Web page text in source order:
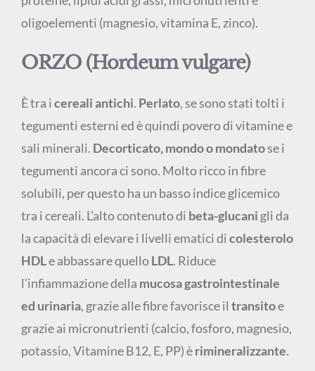
oligoelementi (magnesio, vitamina E, zinco).
ORZO (Hordeum vulgare)
È tra icereali antichi. Perlato, se sono stati tolti i
tegumenti esterni ed è quindi povero di vitamine e
sali minerali. Decorticato, mondo o mondatose i
tegumenti ancora ci sono. Molto ricco in fibre
solubili, per questo ha un basso indice glicemico
tra i cereali. L’alto contenuto di beta-glucani gli da
la capacità di elevare i livelli ematici dicolesterolo
HDLe abbassare quelloLDL. Riduce
l’infiammazione della mucosa gastrointestinale
ed urinaria, grazie alle fibre favorisce il transitoe
grazie ai micronutrienti (calcio, fosforo, magnesio,
potassio, Vitamine B12, E, PP) èrimineralizzante.